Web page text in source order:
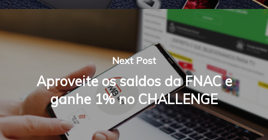
Next Post
Aproveite os saldos da FNAC e
ganhe 1% no CHALLENGE